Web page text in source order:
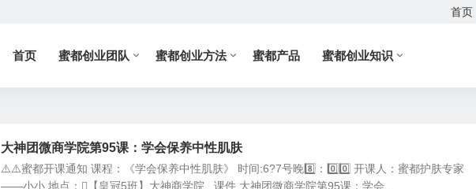
首页
首页 蜜都创业团队 蜜都创业方法 蜜都产品 蜜都创业知识
大神团微商学院第95课：学会保养中性肌肤
⚠️⚠️蜜都开课通知 课程：《学会保养中性肌肤》 时间:6?️7号晚8️⃣：0️⃣0️⃣ 开课人：蜜都护肤专家
——小小 地点：【皇冠5班】大神商学院 课件 大神团微商学院第95课：学会...